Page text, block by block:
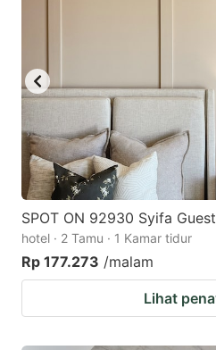
SPOT ON 92930 Syifa
hotel · 2 Tamu · 1 Kamar tidur
Rp 177.273 /malam
Lihat